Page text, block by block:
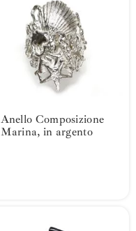
Anello Composizione
Marina, in argento